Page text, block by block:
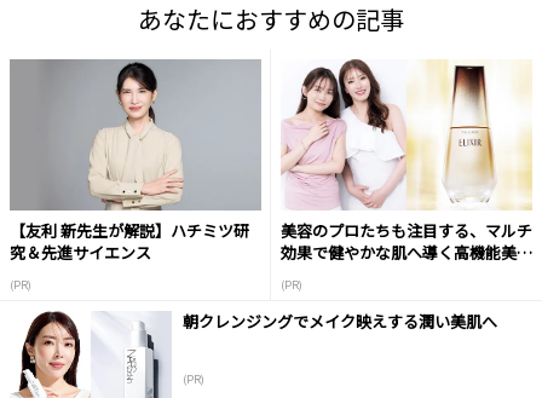
あなたにおすすめの記事
【友利 新先生が解説】ハチミツ研
究＆先進サイエンス
(PR)
美容のプロたちも注目する、マルチ
効果で健やかな肌へ導く高機能美容
(PR)
朝クレンジングでメイク映えする潤い美肌へ
(PR)